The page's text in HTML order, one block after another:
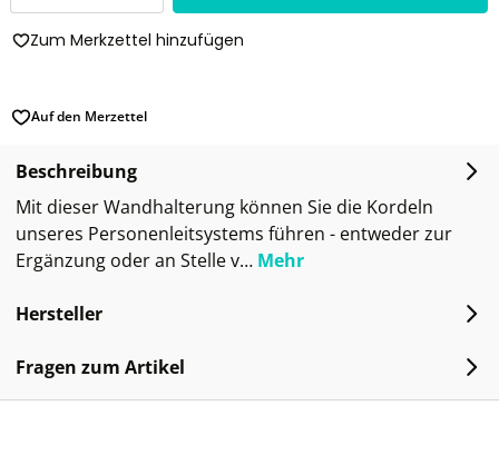
Zum Merkzettel hinzufügen
Auf den Merzettel
Beschreibung
Mit dieser Wandhalterung können Sie die Kordeln
unseres Personenleitsystems führen - entweder zur
Ergänzung oder an Stelle v… Mehr
Hersteller
Fragen zum Artikel